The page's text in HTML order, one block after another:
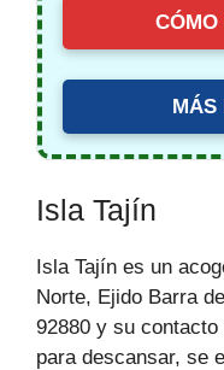
MÁS
Isla Tajín
Isla Tajín es un
Norte, Ejido Barra
92880 y su
para descansar, se